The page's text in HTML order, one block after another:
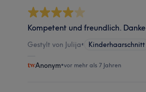
Kompetent und freundlich. Danke
Gestylt von Julija• Kinderhaarschnitt
Anonym•vor mehr als 7 Jahren